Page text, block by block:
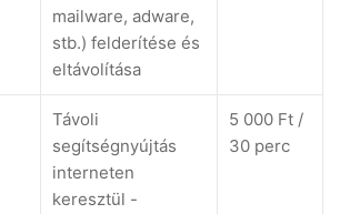
mailware, adware,
stb.) felderítése és
eltávolítása
Távoli
segítségnyújtás
interneten
keresztül -
5 000 Ft /
30 perc